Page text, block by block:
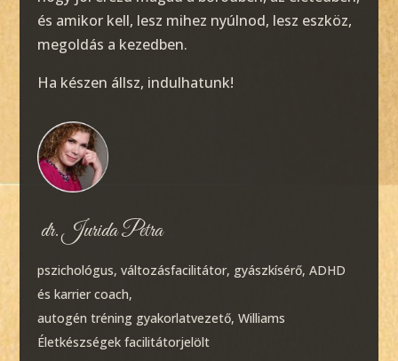
és amikor kell, lesz mihez nyúlnod, lesz eszköz,
megoldás a kezedben.
Ha készen állsz, indulhatunk!
dr. Jurida Petra
pszichológus,változásfacilitátor, gyászkísérő, ADHD
és karrier coach,
autogén tréning gyakorlatvezető, Williams
Életkészségek facilitátorjelölt